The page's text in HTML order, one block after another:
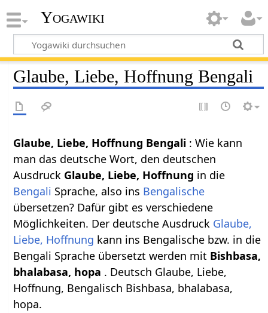
Yogawiki
Glaube, Liebe, Hoffnung Bengali
Glaube, Liebe, Hoffnung Bengali : Wie kann
man das deutsche Wort, den deutschen
Ausdruck Glaube, Liebe, Hoffnung in die
Bengali Sprache, also ins Bengalische
übersetzen? Dafür gibt es verschiedene
Möglichkeiten. Der deutsche Ausdruck Glaube,
Liebe, Hoffnung kann ins Bengalische bzw. in die
Bengali Sprache übersetzt werden mit Bishbasa,
bhalabasa, hopa . Deutsch Glaube, Liebe,
Hoffnung, Bengalisch Bishbasa, bhalabasa,
hopa.